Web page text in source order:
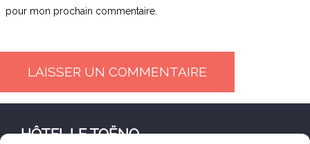
pour mon prochain commentaire.
HÔTEL LE TOËNO